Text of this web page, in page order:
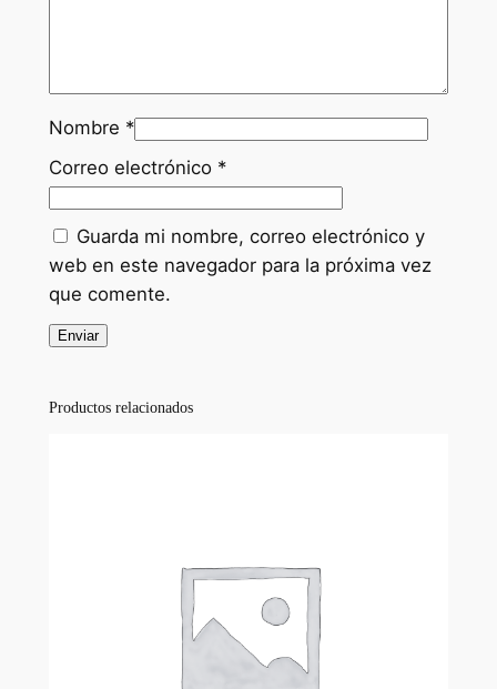
n
t
i
a
d
Nombre *
Correo electrónico *
Guarda mi nombre, correo electrónico y
web en este navegador para la próxima vez
que comente.
Productos relacionados